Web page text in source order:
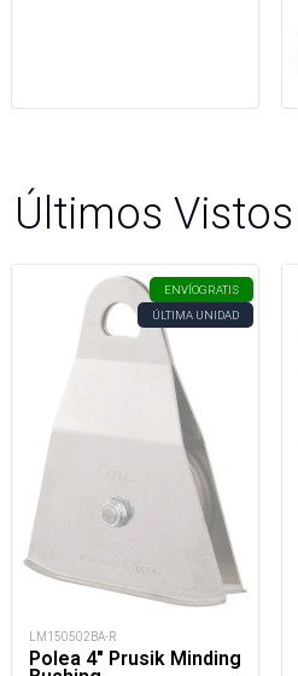
Últimos Vistos
ENVÍOGRATIS
ÚLTIMA UNIDAD
LM150502BA-R
Polea 4" Prusik Minding